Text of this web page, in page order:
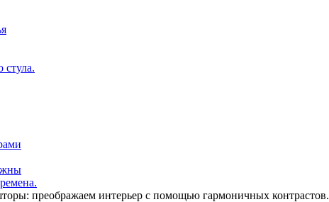
преображаем интерьер с помощью гармоничных контрастов.